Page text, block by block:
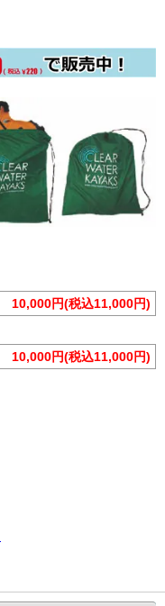
10,000円(税込11,000円)
10,000円(税込11,000円)